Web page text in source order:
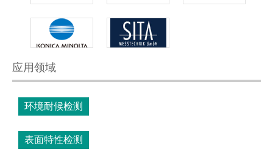
应用领域
环境耐候检测
表面特性检测